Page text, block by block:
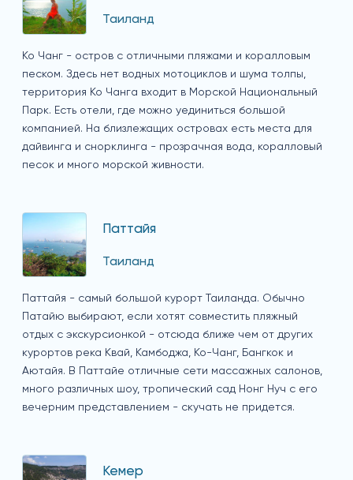
Таиланд
Ко Чанг - остров с отличными пляжами и коралловым
песком. Здесь нет водных мотоциклов и шума толпы,
территория Ко Чанга входит в Морской Национальный
Парк. Есть отели, где можно уединиться большой
компанией. На близлежащих островах есть места для
дайвинга и снорклинга - прозрачная вода, коралловый
песок и много морской живности.
Паттайя
Таиланд
Паттайя - самый большой курорт Таиланда. Обычно
Патайю выбирают, если хотят совместить пляжный
отдых с экскурсионкой - отсюда ближе чем от других
курортов река Квай, Камбоджа, Ко-Чанг, Бангкок и
Аютайя. В Паттайе отличные сети массажных салонов,
много различных шоу, тропический сад Нонг Нуч с его
вечерним представлением - скучать не придется.
Кемер